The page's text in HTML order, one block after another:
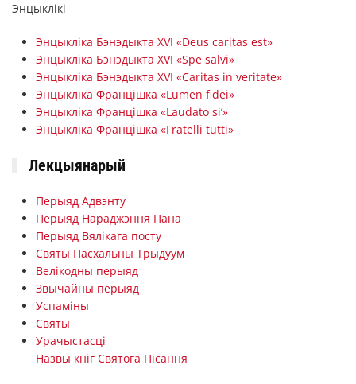
Энцыклікі
Энцыкліка Бэнэдыкта XVI «Deus caritas est»
Энцыкліка Бэнэдыкта XVI «Spe salvi»
Энцыкліка Бэнэдыкта XVI «Caritas in veritate»
Энцыкліка Францішка «Lumen fidei»
Энцыкліка Францішка «Laudato si’»
Энцыкліка Францішка «Fratelli tutti»
Лекцыянарый
Перыяд Адвэнту
Перыяд Нараджэння Пана
Перыяд Вялікага посту
Святы Пасхальны Трыдуум
Велікодны перыяд
Звычайны перыяд
Успаміны
Святы
Урачыстасці
Назвы кніг Святога Пісання